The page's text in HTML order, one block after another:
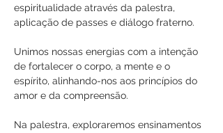
espiritualidade através da palestra,
aplicação de passes e diálogo fraterno.
Unimos nossas energias com a intenção
de fortalecer o corpo, a mente e o
espírito, alinhando-nos aos princípios do
amor e da compreensão.
Na palestra, exploraremos ensinamentos